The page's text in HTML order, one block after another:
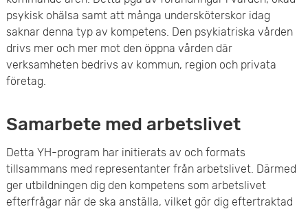
psykisk ohälsa samt att många undersköterskor idag
saknar denna typ av kompetens. Den psykiatriska vården
drivs mer och mer mot den öppna vården där
verksamheten bedrivs av kommun, region och privata
företag.
Samarbete med arbetslivet
Detta YH-program har initierats av och formats
tillsammans med representanter från arbetslivet. Därmed
ger utbildningen dig den kompetens som arbetslivet
efterfrågar när de ska anställa, vilket gör dig eftertraktad